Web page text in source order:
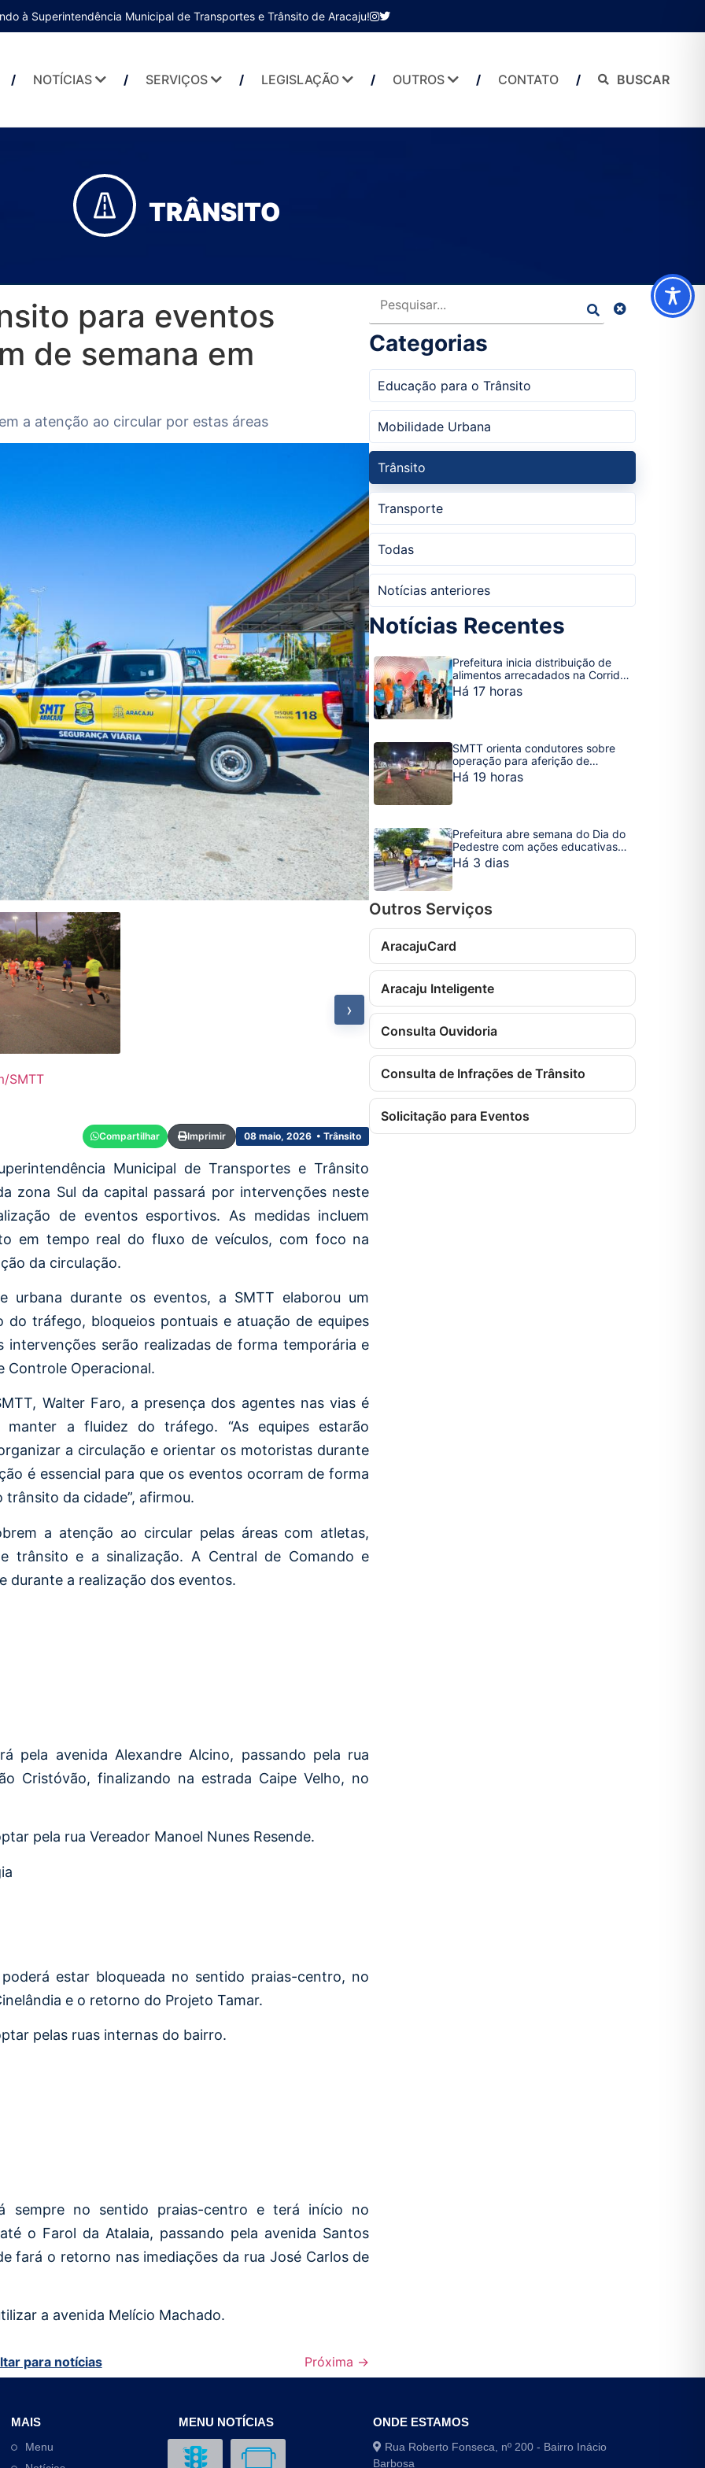
à Superintendência Municipal de Transportes e Trânsito de Aracaju!
NOTÍCIAS SERVIÇOS LEGISLAÇÃO OUTROS CONTATO BUSCAR
TRÂNSITO
para eventos
de semana em
a atenção ao circular por estas áreas
SMTT
›
Compartilhar Imprimir 08 maio, 2026 • Trânsito
Municipal de Transportes e Trânsito
zona Sul da capital passará por intervenções neste
de eventos esportivos. As medidas incluem
em tempo real do fluxo de veículos, com foco na
da circulação.
urbana durante os eventos, a SMTT elaborou um
tráfego, bloqueios pontuais e atuação de equipes
serão realizadas de forma temporária e
Controle Operacional.
Walter Faro, a presença dos agentes nas vias é
a fluidez do tráfego. “As equipes estarão
a circulação e orientar os motoristas durante
é essencial para que os eventos ocorram de forma
da cidade”, afirmou.
a atenção ao circular pelas áreas com atletas,
trânsito e a sinalização. A Central de Comando e
durante a realização dos eventos.
pela avenida Alexandre Alcino, passando pela rua
Cristóvão, finalizando na estrada Caipe Velho, no
pela rua Vereador Manoel Nunes Resende.
estar bloqueada no sentido praias-centro, no
e o retorno do Projeto Tamar.
pelas ruas internas do bairro.
sempre no sentido praias-centro e terá início no
o Farol da Atalaia, passando pela avenida Santos
fará o retorno nas imediações da rua José Carlos de
a avenida Melício Machado.
para notícias Próxima →
Categorias
Educação para o Trânsito
Mobilidade Urbana
Trânsito
Transporte
Todas
Notícias anteriores
Notícias Recentes
Prefeitura inicia distribuição de
alimentos arrecadados na Corrida
Trânsito Vivo
Há 17 horas
SMTT orienta condutores sobre
operação para aferição de
radares nesta quinta-feira, 6
Há 19 horas
Prefeitura abre semana do Dia do
Pedestre com ações educativas
em Aracaju
Há 3 dias
Outros Serviços
AracajuCard
Aracaju Inteligente
Consulta Ouvidoria
Consulta de Infrações de Trânsito
Solicitação para Eventos
MAIS
Menu
MENU NOTÍCIAS ONDE ESTAMOS
Rua Roberto Fonseca, nº 200 - Bairro Inácio
Barbosa